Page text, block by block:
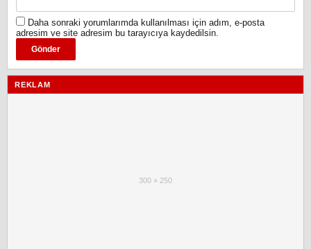
Daha sonraki yorumlarımda kullanılması için adım, e-posta
adresim ve site adresim bu tarayıcıya kaydedilsin.
REKLAM
300 × 250